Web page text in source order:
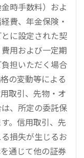
時手数料）およ
費、年金保険・
に設定された契
用および一定期
担いただく場合
の変動等による
取引、先物・オ
、所定の委託保
。信用取引、先
損失が生じるお
通じて他の証券